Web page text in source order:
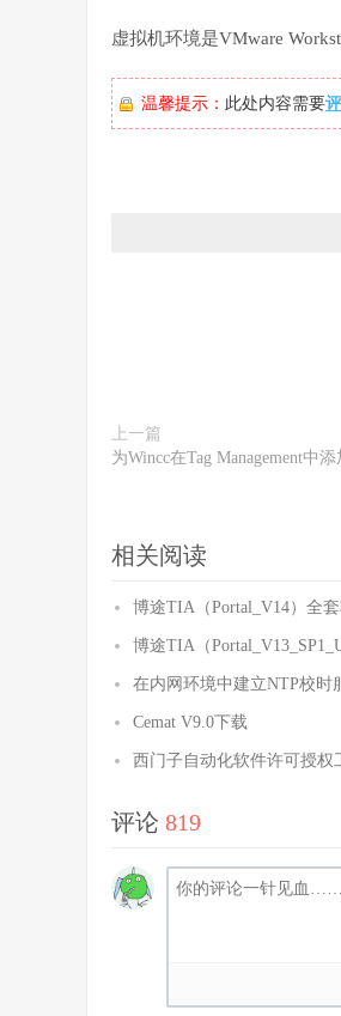
虚拟机环境是VMware
温馨提示： 此处内容需要
上一篇
为Wincc在Tag Management中
相关阅读
博途TIA（Portal_V14）全
博途TIA（
在内网环境中建立NTP校时
Cemat V9.0下载
西门子自动化软件许可授权
评论 819